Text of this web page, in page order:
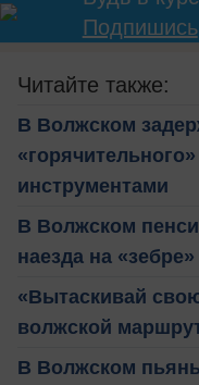
Подпишись
Читайте также:
В Волжском
инструментами
В Волжском
наезда на «зебре»
«Вытаскивай
волжской
В Волжском